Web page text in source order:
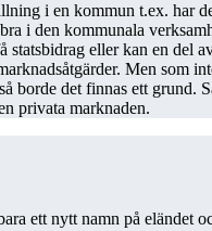
i en kommun t.ex. har
i den kommunala
eller kan en del
Men
det finnas ett grund.
privata marknaden.
ett nytt namn på eländet